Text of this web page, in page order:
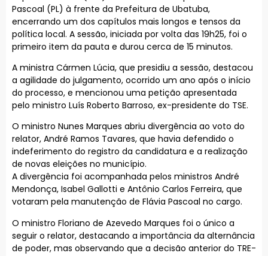
Pascoal (PL) à frente da Prefeitura de Ubatuba,
encerrando um dos capítulos mais longos e tensos da
política local. A sessão, iniciada por volta das 19h25, foi o
primeiro item da pauta e durou cerca de 15 minutos.
A ministra Cármen Lúcia, que presidiu a sessão, destacou
a agilidade do julgamento, ocorrido um ano após o início
do processo, e mencionou uma petição apresentada
pelo ministro Luís Roberto Barroso, ex-presidente do TSE.
O ministro Nunes Marques abriu divergência ao voto do
relator, André Ramos Tavares, que havia defendido o
indeferimento do registro da candidatura e a realização
de novas eleições no município.
A divergência foi acompanhada pelos ministros André
Mendonça, Isabel Gallotti e Antônio Carlos Ferreira, que
votaram pela manutenção de Flávia Pascoal no cargo.
O ministro Floriano de Azevedo Marques foi o único a
seguir o relator, destacando a importância da alternância
de poder, mas observando que a decisão anterior do TRE-